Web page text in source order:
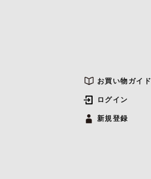
お買い物ガイド
ログイン
新規登録